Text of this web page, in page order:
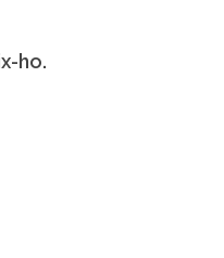
ho.